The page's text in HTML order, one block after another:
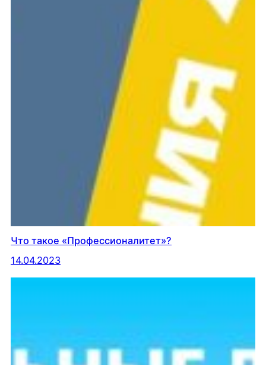
Что такое «Профессионалитет»?
14.04.2023